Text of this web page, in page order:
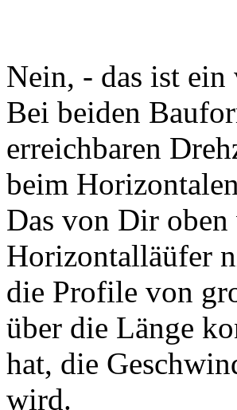
Nein, - das ist
Bei beiden
erreichbaren
beim
Das von Dir
Horizontalläüfer
die Profile von
über die Länge
hat, die
wird.